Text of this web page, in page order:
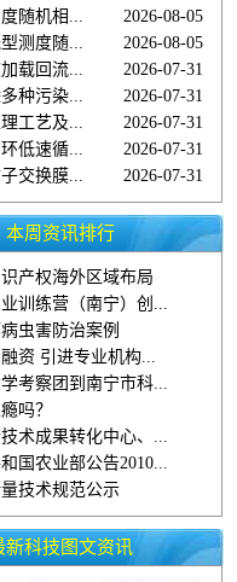
2026-08-05
随机相...
2026-08-05
测度随...
2026-07-31
载回流...
2026-07-31
种污染...
2026-07-31
工艺及...
2026-07-31
低速循...
2026-07-31
交换膜...
本周资讯排行
产权海外区域布局
训练营（南宁）创...
虫害防治案例
资 引进专业机构...
考察团到南宁市科...
吗？
术成果转化中心、...
国农业部公告2010...
技术规范公示
新科技图文资讯